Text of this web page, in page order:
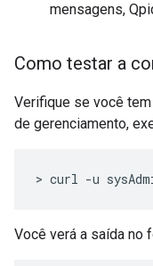
mensagens,
Como testar a
Verifique se você
de gerenciamento,
> curl -u
Você verá a saída no